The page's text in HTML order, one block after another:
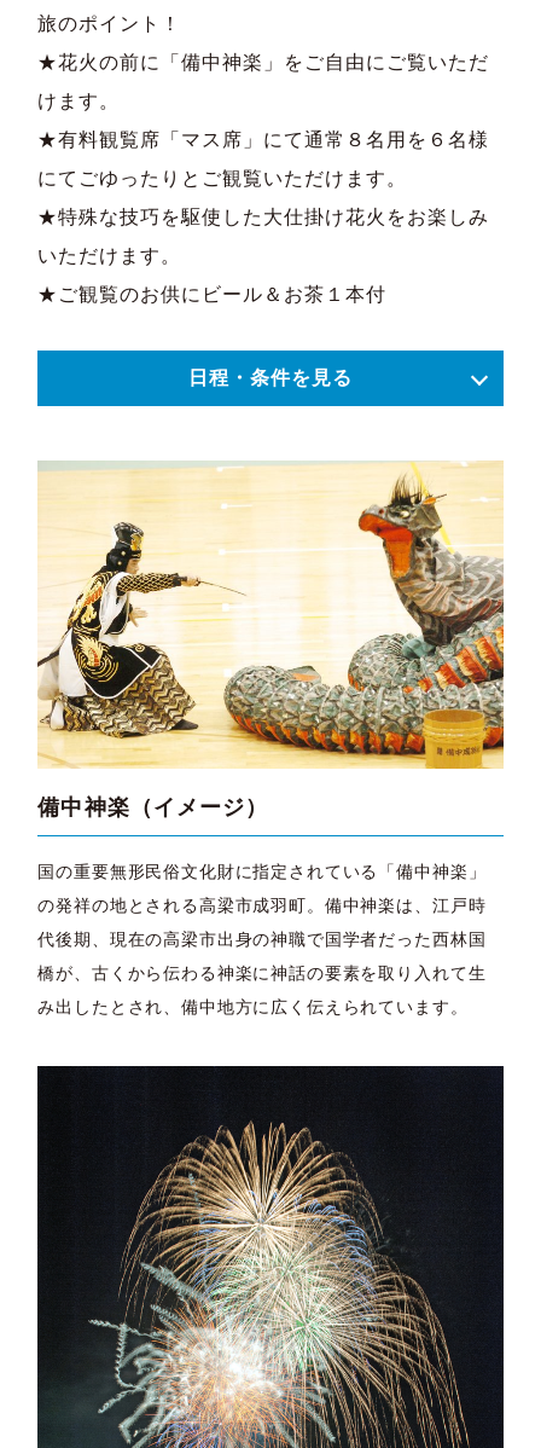
旅のポイント！
★花火の前に「備中神楽」をご自由にご覧いただ
けます。
★有料観覧席「マス席」にて通常８名用を６名様
にてごゆったりとご観覧いただけます。
★特殊な技巧を駆使した大仕掛け花火をお楽しみ
いただけます。
★ご観覧のお供にビール＆お茶１本付
日程・条件を見る
備中神楽（イメージ）
国の重要無形民俗文化財に指定されている「備中神楽」
の発祥の地とされる高梁市成羽町。備中神楽は、江戸時
代後期、現在の高梁市出身の神職で国学者だった西林国
橋が、古くから伝わる神楽に神話の要素を取り入れて生
み出したとされ、備中地方に広く伝えられています。